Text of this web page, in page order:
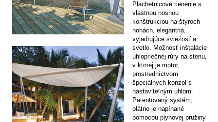
Plachetnicové tienenie s
vlastnou nosnou
konštrukciou na štyroch
nohách, elegantná,
vyjadrujúce sviežosť a
svetlo. Možnosť inštalácie
uhlopriečnej rúry na stenu,
v ktorej je motor,
prostredníctvom
špeciálnych konzol s
nastaviteľným uhlom.
Patentovaný systém,
plátno je napínané
pomocou plynovej pružiny